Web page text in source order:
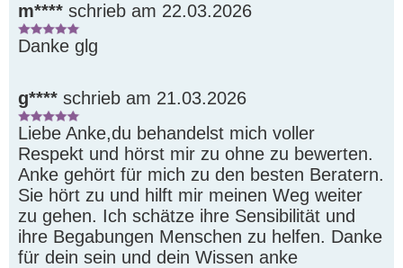
m**** schrieb am 22.03.2026
Danke glg
g**** schrieb am 21.03.2026
Liebe Anke,du behandelst mich voller
Respekt und hörst mir zu ohne zu bewerten.
Anke gehört für mich zu den besten Beratern.
Sie hört zu und hilft mir meinen Weg weiter
zu gehen. Ich schätze ihre Sensibilität und
ihre Begabungen Menschen zu helfen. Danke
für dein sein und dein Wissen anke